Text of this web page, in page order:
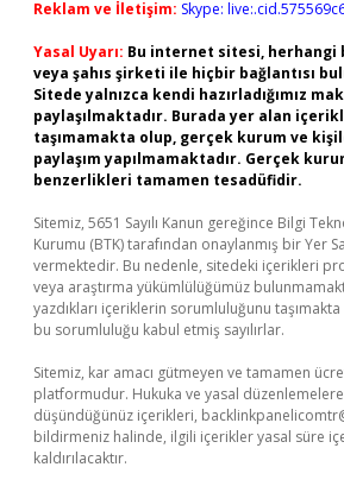
Reklam ve İletişim: Skype:
Yasal Uyarı: Bu internet sitesi, herhangi
veya şahıs şirketi ile hiçbir bağlantısı
Sitede yalnızca kendi hazırladığımız
paylaşılmaktadır. Burada yer alan
taşımamakta olup, gerçek kurum ve
paylaşım yapılmamaktadır. Gerçek
benzerlikleri tamamen tesadüfidir.
Sitemiz, 5651 Sayılı Kanun gereğince Bilgi
Kurumu (BTK) tarafından onaylanmış bir Yer
vermektedir. Bu nedenle, sitedeki içerikleri
veya araştırma yükümlülüğümüz
yazdıkları içeriklerin sorumluluğunu
bu sorumluluğu kabul etmiş sayılırlar.
Sitemiz, kar amacı gütmeyen ve tamamen
platformudur. Hukuka ve yasal düzenlemelere
düşündüğünüz içerikleri,
bildirmeniz halinde, ilgili içerikler yasal süre
kaldırılacaktır.